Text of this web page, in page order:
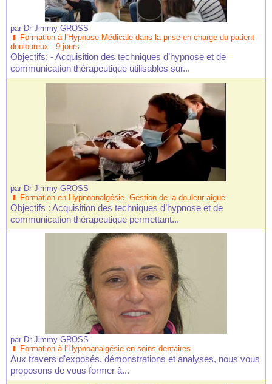
par Dr Jimmy GROSS
Formation à l’Hypnose Médicale dans la prise en charge du patient
douloureux - 9 jours
Objectifs: - Acquisition des techniques d’hypnose et de
communication thérapeutique utilisables sur...
par Dr Jimmy GROSS
Formation en Hypnoanalgésie, Gestion de la douleur aiguë
Objectifs : Acquisition des techniques d’hypnose et de
communication thérapeutique permettant...
par Dr Jimmy GROSS
Formation à l’Hypnoanalgésie en soins dentaires
Aux travers d'exposés, démonstrations et analyses, nous vous
proposons de vous former à...